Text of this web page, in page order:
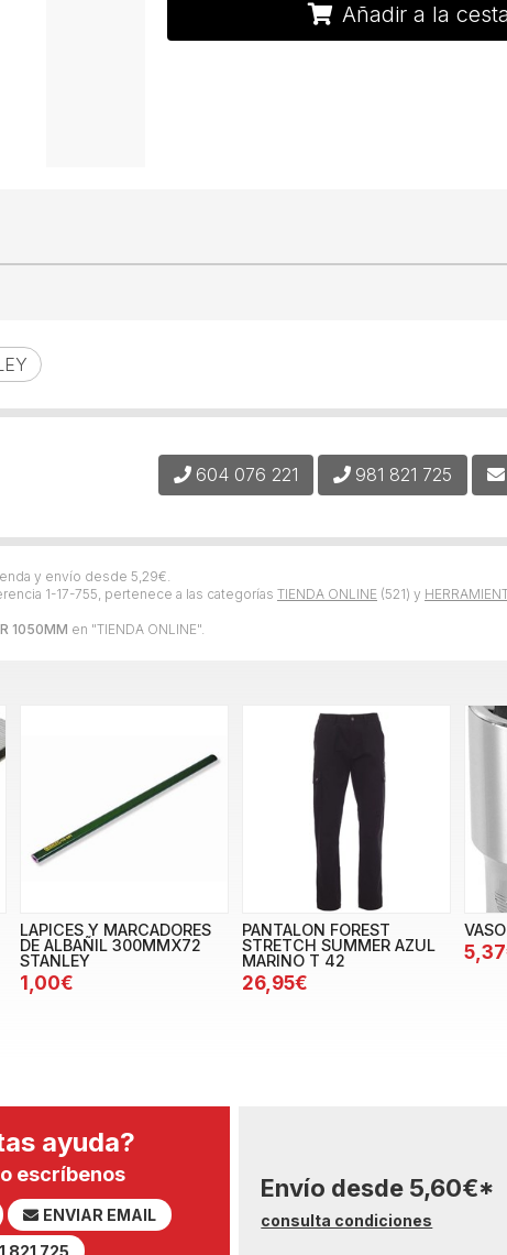
Añadir a la cesta
y envío desde 5,29€.
1-17-755, pertenece a las categorías TIENDA ONLINE (521) y
1050MM en "TIENDA ONLINE".
604 076 221 981 821 725
LAPICES Y MARCADORES
DE ALBAÑIL 300MMX72
STANLEY
1,00€
PANTALON FOREST
STRETCH SUMMER AZUL
MARINO T 42
26,95€
ayuda?
escríbenos
ENVIAR EMAIL
Envío desde 5,60€*
consulta condiciones